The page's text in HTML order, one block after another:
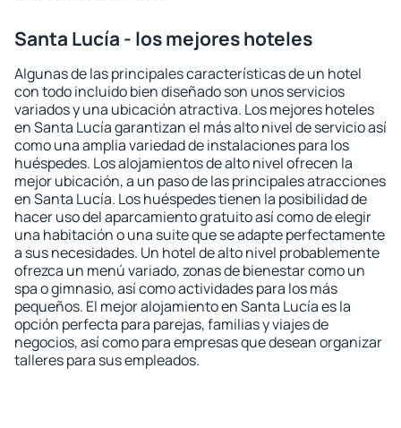
Santa Lucía - los mejores hoteles
Algunas de las principales características de un hotel
con todo incluido bien diseñado son unos servicios
variados y una ubicación atractiva. Los mejores hoteles
en Santa Lucía garantizan el más alto nivel de servicio así
como una amplia variedad de instalaciones para los
huéspedes. Los alojamientos de alto nivel ofrecen la
mejor ubicación, a un paso de las principales atracciones
en Santa Lucía. Los huéspedes tienen la posibilidad de
hacer uso del aparcamiento gratuito así como de elegir
una habitación o una suite que se adapte perfectamente
a sus necesidades. Un hotel de alto nivel probablemente
ofrezca un menú variado, zonas de bienestar como un
spa o gimnasio, así como actividades para los más
pequeños. El mejor alojamiento en Santa Lucía es la
opción perfecta para parejas, familias y viajes de
negocios, así como para empresas que desean organizar
talleres para sus empleados.